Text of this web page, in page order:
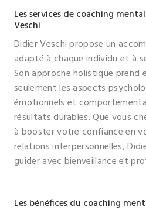
Les services de coaching
Veschi
Didier Veschi propose un
adapté à chaque individu et à
Son approche holistique prend
seulement les aspects
émotionnels et
résultats durables. Que vous
à booster votre confiance en
relations interpersonnelles,
guider avec bienveillance et
Les bénéfices du coaching